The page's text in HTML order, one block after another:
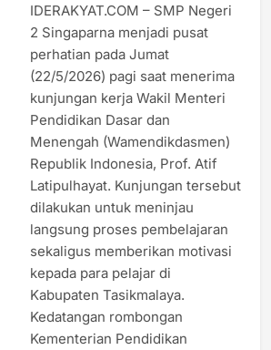
IDERAKYAT.COM – SMP Negeri
2 Singaparna menjadi pusat
perhatian pada Jumat
(22/5/2026) pagi saat menerima
kunjungan kerja Wakil Menteri
Pendidikan Dasar dan
Menengah (Wamendikdasmen)
Republik Indonesia, Prof. Atif
Latipulhayat. Kunjungan tersebut
dilakukan untuk meninjau
langsung proses pembelajaran
sekaligus memberikan motivasi
kepada para pelajar di
Kabupaten Tasikmalaya.
Kedatangan rombongan
Kementerian Pendidikan